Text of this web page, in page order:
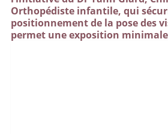
Orthopédiste infantile, qui
positionnement de la pose des
permet une exposition